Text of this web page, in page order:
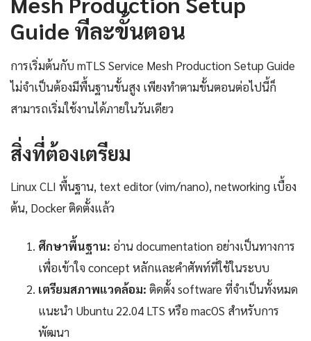
Guide ทีละขั้นตอน
การเริ่มต้นกับ mTLS Service Mesh Production Setup Guide
ไม่จำเป็นต้องมีพื้นฐานขั้นสูง เพียงทำตามขั้นตอนต่อไปนี้ก็
สามารถเริ่มใช้งานได้ภายในวันเดียว
สิ่งที่ต้องเตรียม
Linux CLI พื้นฐาน, text editor (vim/nano), networking เบื้อง
ต้น, Docker ติดตั้งแล้ว
ศึกษาพื้นฐาน: อ่าน documentation อย่างเป็นทางการ
เพื่อเข้าใจ concept หลักและคำศัพท์ที่ใช้ในระบบ
เตรียมสภาพแวดล้อม: ติดตั้ง software ที่จำเป็นทั้งหมด
แนะนำ Ubuntu 22.04 LTS หรือ macOS สำหรับการ
พัฒนา